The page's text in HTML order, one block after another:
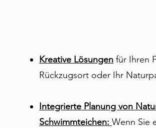
Kreative Lösungen für Ihren
Rückzugsort oder Ihr
Integrierte Planung von
Schwimmteichen:Wenn Sie